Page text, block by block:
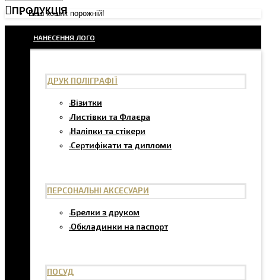
Ваш кошик порожній!
ПРОДУКЦІЯ
НАНЕСЕННЯ ЛОГО
ДРУК ПОЛІГРАФІЇ
Візитки
Листівки та Флаєра
Наліпки та стікери
Сертифікати та дипломи
ПЕРСОНАЛЬНІ АКСЕСУАРИ
Брелки з друком
Обкладинки на паспорт
ПОСУД